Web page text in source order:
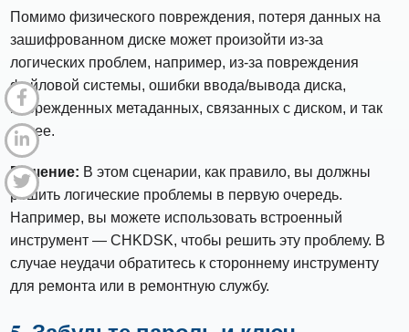
Помимо физического повреждения, потеря данных на
зашифрованном диске может произойти из-за
логических проблем, например, из-за повреждения
файловой системы, ошибки ввода/вывода диска,
поврежденных метаданных, связанных с диском, и так
далее.
Решение: В этом сценарии, как правило, вы должны
решить логические проблемы в первую очередь.
Например, вы можете использовать встроенный
инструмент — CHKDSK, чтобы решить эту проблему. В
случае неудачи обратитесь к стороннему инструменту
для ремонта или в ремонтную службу.